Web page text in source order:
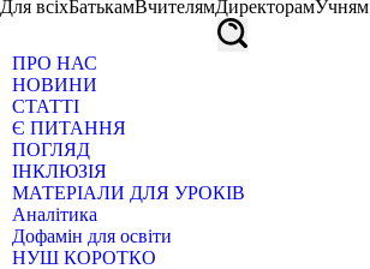
Для всіхБатькамВчителямДиректорамУчням
ПРО НАС
НОВИНИ
СТАТТІ
Є ПИТАННЯ
ПОГЛЯД
ІНКЛЮЗІЯ
МАТЕРІАЛИ ДЛЯ УРОКІВ
Аналітика
Дофамін для освіти
НУШ КОРОТКО